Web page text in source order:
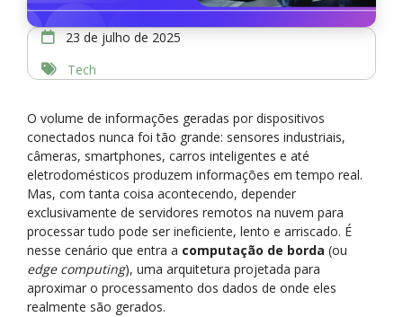
23 de julho de 2025
Tech
O volume de informações geradas por dispositivos
conectados nunca foi tão grande: sensores industriais,
câmeras, smartphones, carros inteligentes e até
eletrodomésticos produzem informações em tempo real.
Mas, com tanta coisa acontecendo, depender
exclusivamente de servidores remotos na nuvem para
processar tudo pode ser ineficiente, lento e arriscado. É
nesse cenário que entra a computação de borda (ou
edge computing), uma arquitetura projetada para
aproximar o processamento dos dados de onde eles
realmente são gerados.